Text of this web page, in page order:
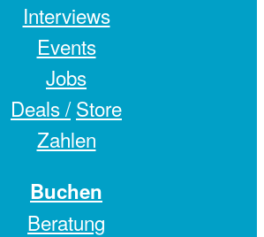
Interviews
Events
Jobs
Deals / Store
Zahlen
Buchen
Beratung